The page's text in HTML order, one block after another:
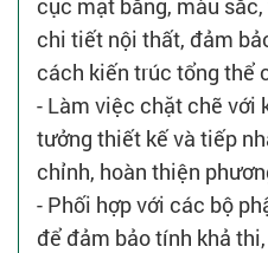
cục mặt bằng, màu
chi tiết nội thất, đảm
cách kiến trúc tổng thể
- Làm việc chặt chẽ với
tưởng thiết kế và tiếp
chỉnh, hoàn thiện
- Phối hợp với các bộ
để đảm bảo tính khả